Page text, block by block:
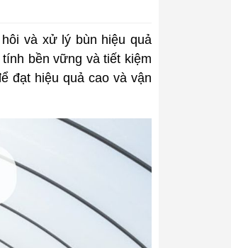
và xử lý bùn hiệu quả
bền vững và tiết kiệm
đạt hiệu quả cao và vận